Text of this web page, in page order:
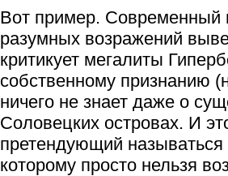
Вот пример. Современный
разумных возражений
критикует мегалиты
собственному признанию
ничего не знает даже о
Соловецких островах. И
претендующий
которому просто нельзя